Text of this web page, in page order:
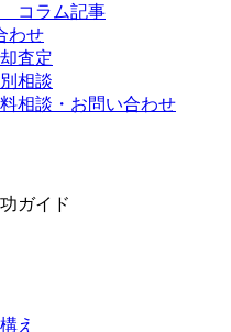
コラム記事
わせ
査定
相談
相談・お問い合わせ
ガイド
え